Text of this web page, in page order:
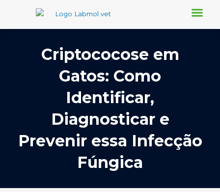
Criptococose em
Gatos: Como
Identificar,
Diagnosticar e
Prevenir essa Infecção
Fúngica